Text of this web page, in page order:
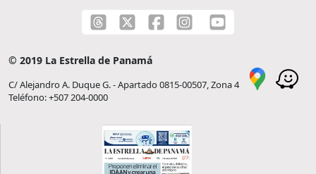
© 2019 La Estrella de Panamá
C/ Alejandro A. Duque G. - Apartado 0815-00507, Zona 4
Teléfono: +507 204-0000